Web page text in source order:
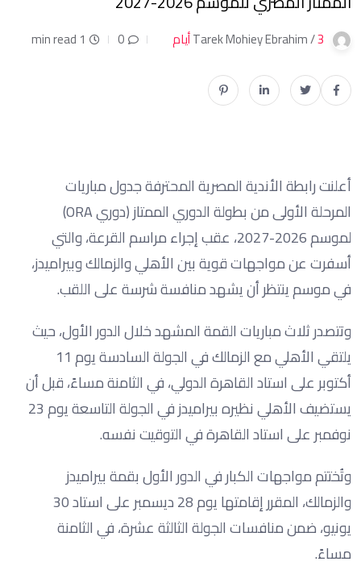
Tarek Mohiey Ebrahim /3 أيام 0
1 min read
أعلنت رابطة الأندية المصرية المحترفة جدول مباريات
المرحلة الأولى من بطولة الدوري الممتاز (دوري ORA)
لموسم 2026-2027، عقب إجراء مراسم القرعة، والتي
أسفرت عن مواجهات قوية بين الأهلي والزمالك وبيراميدز،
في موسم ينتظر أن يشهد منافسة شرسة على اللقب.
وتتصدر ثلاث مباريات القمة المشهد خلال الدور الأول، حيث
يلتقي الأهلي مع الزمالك في الجولة السادسة يوم 11
أكتوبر على استاد القاهرة الدولي، في الثامنة مساءً، قبل أن
يستضيف الأهلي نظيره بيراميدز في الجولة التاسعة يوم 23
نوفمبر على استاد القاهرة في التوقيت نفسه.
وتُختتم مواجهات الكبار في الدور الأول بقمة بيراميدز
والزمالك، المقرر إقامتها يوم 28 ديسمبر على استاد 30
يونيو، ضمن منافسات الجولة الثالثة عشرة، في الثامنة
مساءً.